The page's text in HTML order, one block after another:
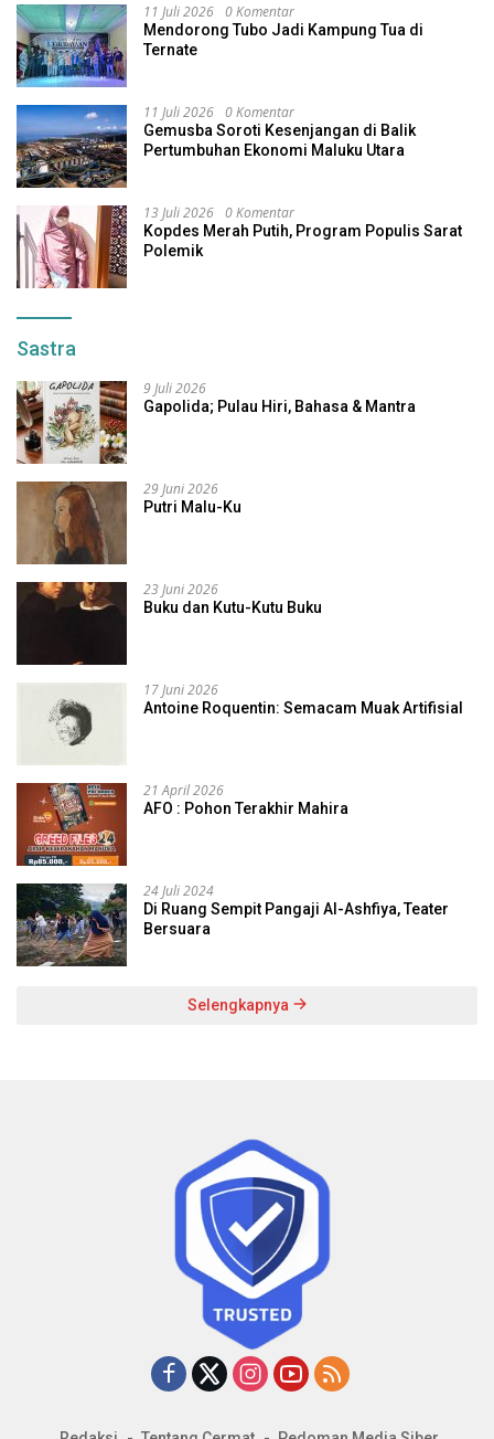
11 Juli 2026 0 Komentar
Mendorong Tubo Jadi Kampung Tua di
Ternate
11 Juli 2026 0 Komentar
Gemusba Soroti Kesenjangan di Balik
Pertumbuhan Ekonomi Maluku Utara
13 Juli 2026 0 Komentar
Kopdes Merah Putih, Program Populis Sarat
Polemik
Sastra
9 Juli 2026
Gapolida; Pulau Hiri, Bahasa & Mantra
29 Juni 2026
Putri Malu-Ku
23 Juni 2026
Buku dan Kutu-Kutu Buku
17 Juni 2026
Antoine Roquentin: Semacam Muak Artifisial
21 April 2026
AFO : Pohon Terakhir Mahira
24 Juli 2024
Di Ruang Sempit Pangaji Al-Ashfiya, Teater
Bersuara
Selengkapnya